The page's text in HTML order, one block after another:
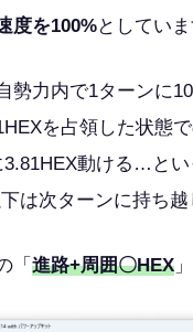
度を100%としてい
勢力内で1ターンに
を占領した状態
3.81HEX動ける…と
は次ターンに持ち
「 進路+周囲〇HEX